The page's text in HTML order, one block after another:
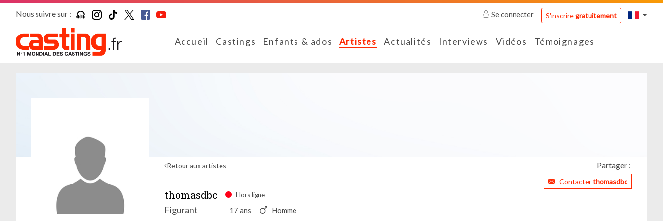
Nous suivre sur : Se connecter S'inscriregratuitement
Accueil Castings Enfants & ados Artistes Actualités Interviews Vidéos Témoignages
Retour aux artistes Partager :
Contacterthomasdbc
thomasdbc Hors ligne
Figurant 17 ans Homme